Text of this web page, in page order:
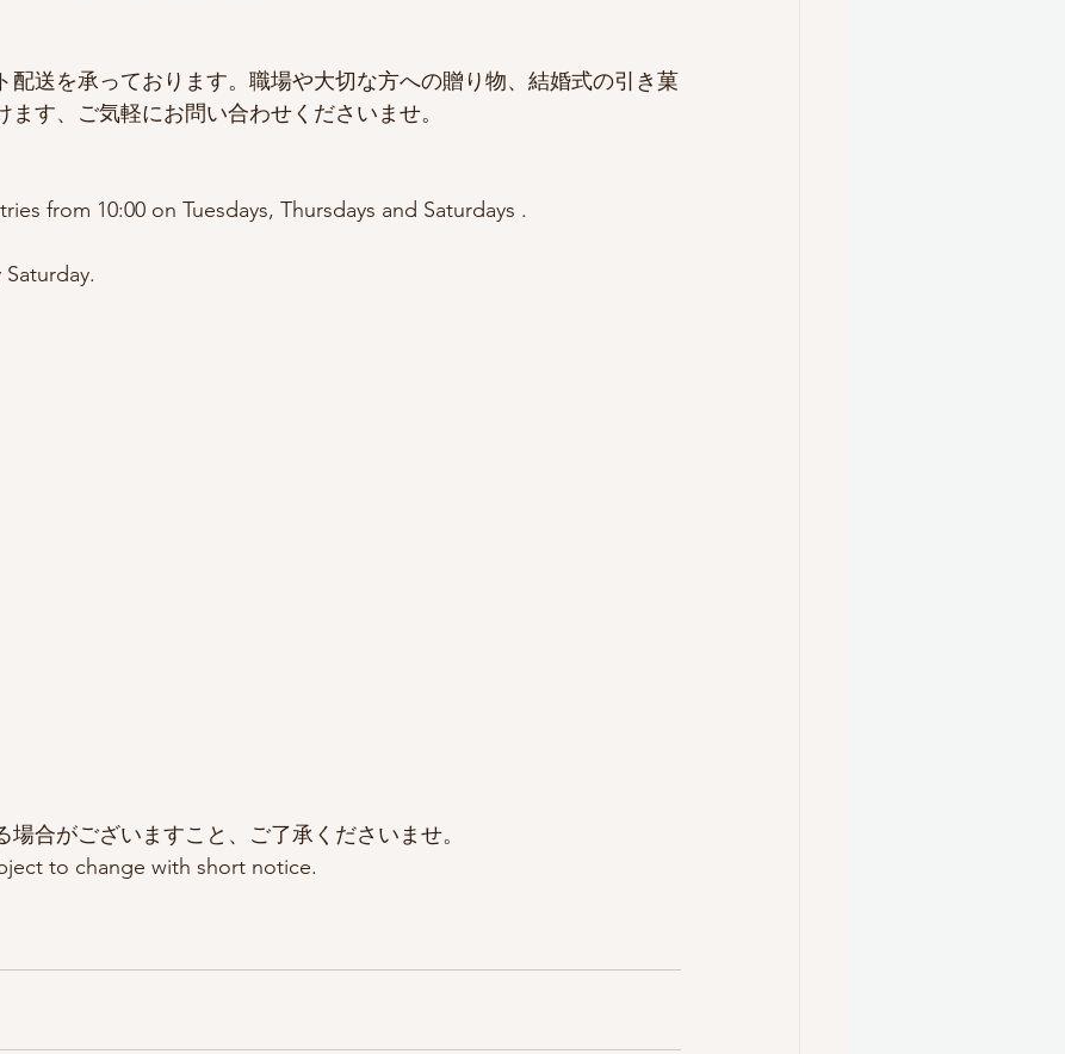
配送を承っております。職場や大切な方への贈り物、結婚式の引き菓
す、ご気軽にお問い合わせくださいませ。
from 10:00 on Tuesdays, Thursdays and Saturdays .
合がございますこと、ご了承くださいませ。
to change with short notice.